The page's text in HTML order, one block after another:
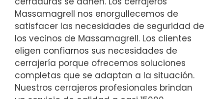
Massamagrell nos enorgullecemos de
satisfacer las necesidades de seguridad de
los vecinos de Massamagrell. Los clientes
eligen confiarnos sus necesidades de
cerrajería porque ofrecemos soluciones
completas que se adaptan a la situación.
Nuestros cerrajeros profesionales brindan